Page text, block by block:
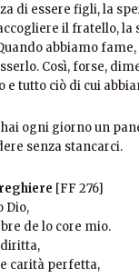
di essere figli, la
il fratello, la
abbiamo
Così, forse,
e tutto ciò di cui
ogni giorno un
senza stancarci.
[FF 276]
Dio,
de lo core mio.
carità perfetta,